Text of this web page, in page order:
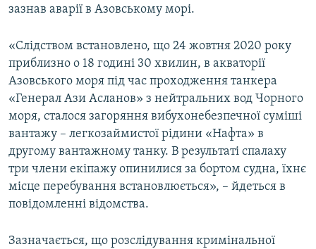
зазнав аварії в Азовському морі.
«Слідством встановлено, що 24 жовтня 2020 року
приблизно о 18 годині 30 хвилин, в акваторії
Азовського моря під час проходження танкера
«Генерал Ази Асланов» з нейтральних вод Чорного
моря, сталося загоряння вибухонебезпечної суміші
вантажу – легкозаймистої рідини «Нафта» в
другому вантажному танку. В результаті спалаху
три члени екіпажу опинилися за бортом судна, їхнє
місце перебування встановлюється», – йдеться в
повідомленні відомства.
Зазначається, що розслідування кримінальної